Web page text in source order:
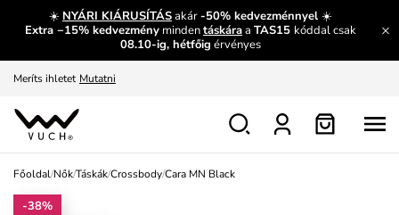
☀️ NYÁRI KIÁRUSÍTÁSakár-50% kedvezménnyel ☀️
Extra −15% kedvezmény mindentáskáraa TAS15 kóddal csak
08.10-ig, hétfőig érvényes
És mi az, amit máshol nem lehet megtudni?
Fedezze fel velünk az újdonságokat. Megtekintés
Meríts ihletet Mutatni
Ingyenes csere és visszaküldés
Főoldal/Nők/Táskák/Crossbody/Cara MN Black
-38%